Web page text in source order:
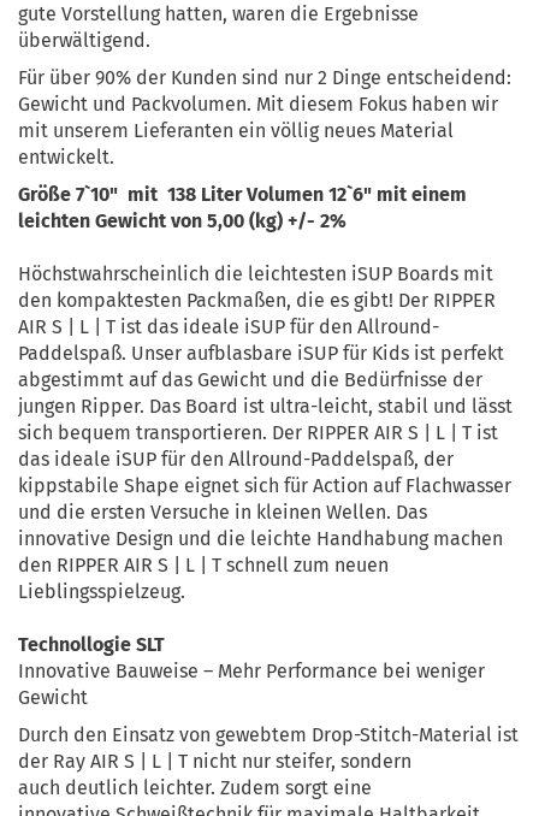
gute Vorstellung hatten, waren die Ergebnisse
überwältigend.
Für über 90% der Kunden sind nur 2 Dinge entscheidend:
Gewicht und Packvolumen. Mit diesem Fokus haben wir
mit unserem Lieferanten ein völlig neues Material
entwickelt.
Größe 7`10" mit 138 Liter Volumen 12`6" mit einem
leichten Gewicht von 5,00 (kg) +/- 2%
Höchstwahrscheinlich die leichtesten iSUP Boards mit
den kompaktesten Packmaßen, die es gibt! Der RIPPER
AIR S | L | T ist das ideale iSUP für den Allround-
Paddelspaß. Unser aufblasbare iSUP für Kids ist perfekt
abgestimmt auf das Gewicht und die Bedürfnisse der
jungen Ripper. Das Board ist ultra-leicht, stabil und lässt
sich bequem transportieren. Der RIPPER AIR S | L | T ist
das ideale iSUP für den Allround-Paddelspaß, der
kippstabile Shape eignet sich für Action auf Flachwasser
und die ersten Versuche in kleinen Wellen. Das
innovative Design und die leichte Handhabung machen
den RIPPER AIR S | L | T schnell zum neuen
Lieblingsspielzeug.
Technollogie SLT
Innovative Bauweise – Mehr Performance bei weniger
Gewicht
Durch den Einsatz von gewebtem Drop-Stitch-Material ist
der Ray AIR S | L | T nicht nur steifer, sondern
auch deutlich leichter. Zudem sorgt eine